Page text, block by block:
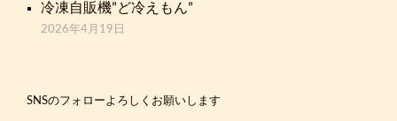
冷凍自販機”ど冷えもん”
2026年4月19日
SNSのフォローよろしくお願いします